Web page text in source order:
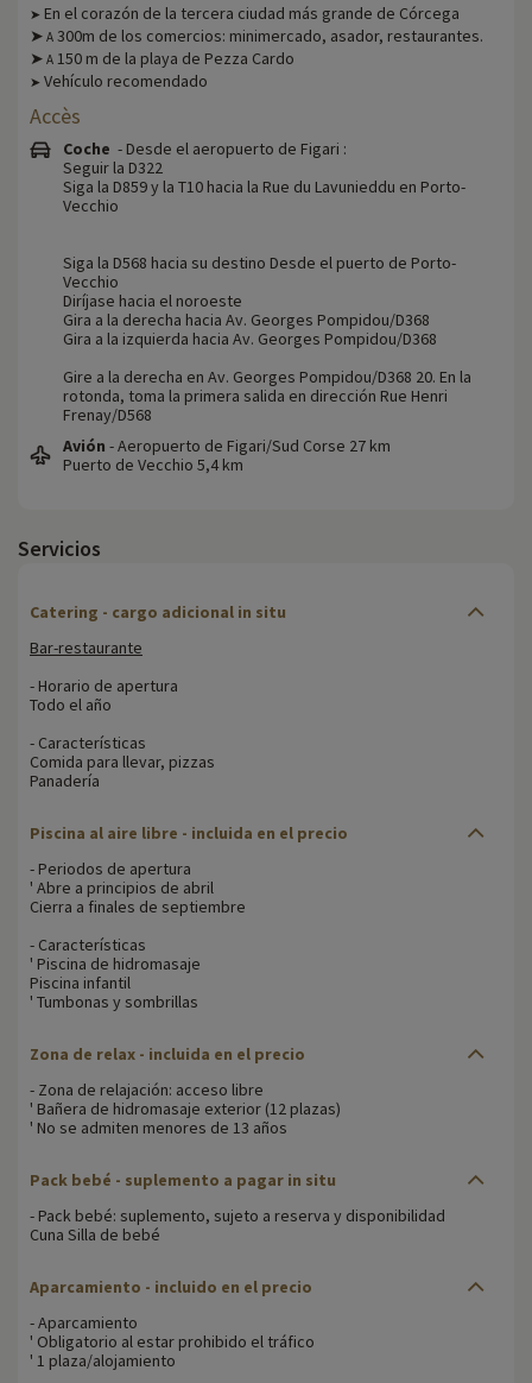
➤ En el corazón de la tercera ciudad más grande de Córcega
➤ A 300m de los comercios: minimercado, asador, restaurantes.
➤ A 150 m de la playa de Pezza Cardo
➤ Vehículo recomendado
Accès
Coche - Desde el aeropuerto de Figari :
Seguir la D322
Siga la D859 y la T10 hacia la Rue du Lavunieddu en Porto-
Vecchio
Siga la D568 hacia su destino Desde el puerto de Porto-
Vecchio
Diríjase hacia el noroeste
Gira a la derecha hacia Av. Georges Pompidou/D368
Gira a la izquierda hacia Av. Georges Pompidou/D368
Gire a la derecha en Av. Georges Pompidou/D368 20. En la
rotonda, toma la primera salida en dirección Rue Henri
Frenay/D568
Avión - Aeropuerto de Figari/Sud Corse 27 km
Puerto de Vecchio 5,4 km
Servicios
Catering - cargo adicional in situ
Bar-restaurante
- Horario de apertura
Todo el año
- Características
Comida para llevar, pizzas
Panadería
Piscina al aire libre - incluida en el precio
- Periodos de apertura
' Abre a principios de abril
Cierra a finales de septiembre
- Características
' Piscina de hidromasaje
Piscina infantil
' Tumbonas y sombrillas
Zona de relax - incluida en el precio
- Zona de relajación: acceso libre
' Bañera de hidromasaje exterior (12 plazas)
' No se admiten menores de 13 años
Pack bebé - suplemento a pagar in situ
- Pack bebé: suplemento, sujeto a reserva y disponibilidad
Cuna Silla de bebé
Aparcamiento - incluido en el precio
- Aparcamiento
' Obligatorio al estar prohibido el tráfico
' 1 plaza/alojamiento